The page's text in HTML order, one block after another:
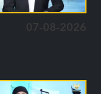
07-08-2026